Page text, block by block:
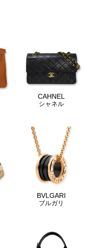
CAHNEL
シャネル
BVLGARI
ブルガリ